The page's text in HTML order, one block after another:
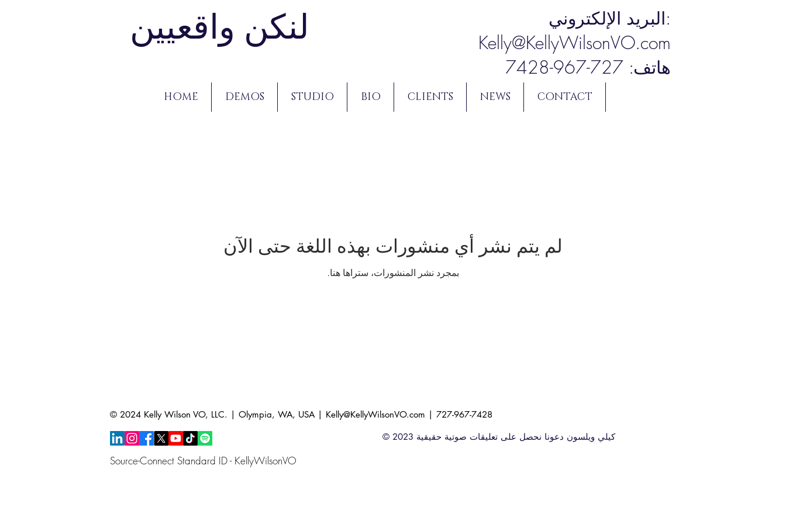
لنكن واقعيين
البريد الإلكتروني:
Kelly@KellyWilsonVO.com
هاتف: 727-967-7428
HOME DEMOS STUDIO BIO CLIENTS NEWS CONTACT
لم يتم نشر أي منشورات بهذه اللغة حتى الآن
بمجرد نشر المنشورات، ستراها هنا.
© 2024 Kelly Wilson VO, LLC. | Olympia, WA, USA | Kelly@KellyWilsonVO.com | 727-967-7428
Source-Connect Standard ID - KellyWilsonVO
© 2023 كيلي ويلسون دعونا نحصل على تعليقات صوتية حقيقية